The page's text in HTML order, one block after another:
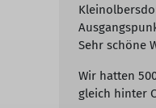
Sehr schöne
Wir hatten
gleich hinter